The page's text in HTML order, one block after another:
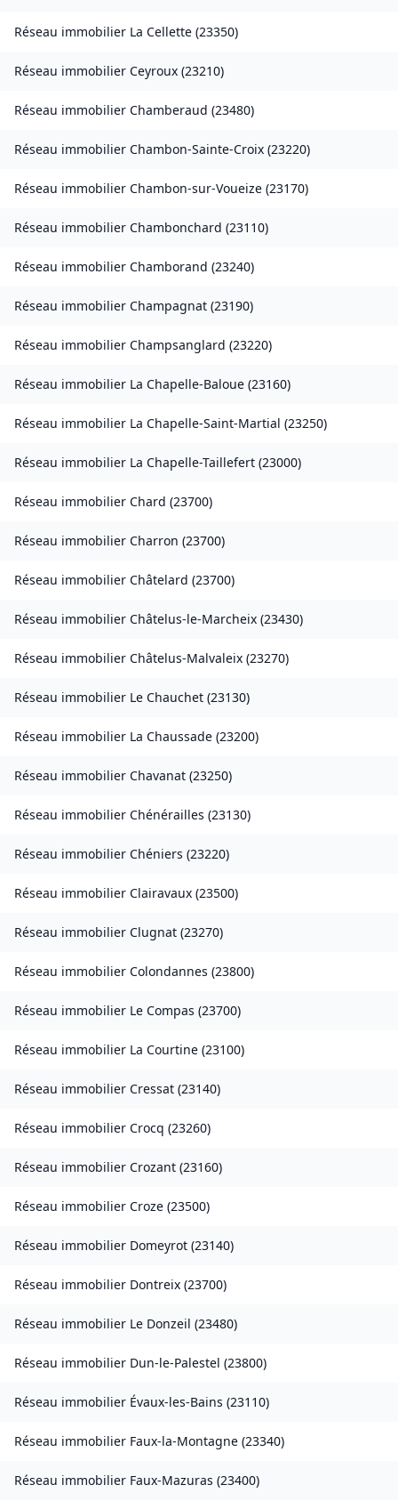
Réseau immobilier La Cellette (23350)
Réseau immobilier Ceyroux (23210)
Réseau immobilier Chamberaud (23480)
Réseau immobilier Chambon-Sainte-Croix (23220)
Réseau immobilier Chambon-sur-Voueize (23170)
Réseau immobilier Chambonchard (23110)
Réseau immobilier Chamborand (23240)
Réseau immobilier Champagnat (23190)
Réseau immobilier Champsanglard (23220)
Réseau immobilier La Chapelle-Baloue (23160)
Réseau immobilier La Chapelle-Saint-Martial (23250)
Réseau immobilier La Chapelle-Taillefert (23000)
Réseau immobilier Chard (23700)
Réseau immobilier Charron (23700)
Réseau immobilier Châtelard (23700)
Réseau immobilier Châtelus-le-Marcheix (23430)
Réseau immobilier Châtelus-Malvaleix (23270)
Réseau immobilier Le Chauchet (23130)
Réseau immobilier La Chaussade (23200)
Réseau immobilier Chavanat (23250)
Réseau immobilier Chénérailles (23130)
Réseau immobilier Chéniers (23220)
Réseau immobilier Clairavaux (23500)
Réseau immobilier Clugnat (23270)
Réseau immobilier Colondannes (23800)
Réseau immobilier Le Compas (23700)
Réseau immobilier La Courtine (23100)
Réseau immobilier Cressat (23140)
Réseau immobilier Crocq (23260)
Réseau immobilier Crozant (23160)
Réseau immobilier Croze (23500)
Réseau immobilier Domeyrot (23140)
Réseau immobilier Dontreix (23700)
Réseau immobilier Le Donzeil (23480)
Réseau immobilier Dun-le-Palestel (23800)
Réseau immobilier Évaux-les-Bains (23110)
Réseau immobilier Faux-la-Montagne (23340)
Réseau immobilier Faux-Mazuras (23400)